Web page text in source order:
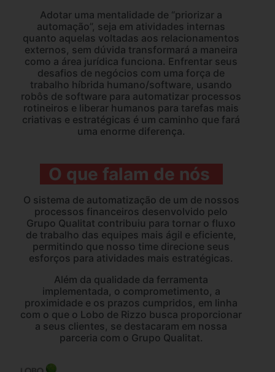
Adotar uma mentalidade de “priorizar a
automação”, seja em atividades internas
quanto aquelas voltadas aos relacionamentos
externos, sem dúvida transformará a maneira
como a área jurídica funciona. Enfrentar seus
desafios de negócios com uma força de
trabalho híbrida humano/software, usando
robôs de software para automatizar processos
rotineiros e liberar humanos para tarefas mais
criativas e estratégicas é um caminho que fará
uma enorme diferença.
O que falam de nós
O sistema de automatização de um de nossos
processos financeiros desenvolvido pelo
Grupo Qualitat contribuiu para tornar o fluxo
de trabalho das equipes mais ágil e eficiente,
permitindo que nosso time direcione seus
esforços para atividades mais estratégicas.
Além da qualidade da ferramenta
implementada, o comprometimento, a
proximidade e os prazos cumpridos, em linha
com o que o Lobo de Rizzo busca proporcionar
a seus clientes, se destacaram em nossa
parceria com o Grupo Qualitat.